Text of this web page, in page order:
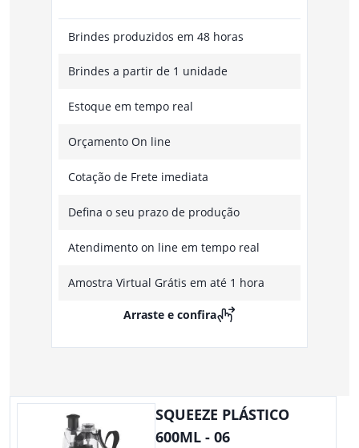
Brindes produzidos em 48 horas
Brindes a partir de 1 unidade
Estoque em tempo real
Orçamento On line
Cotação de Frete imediata
Defina o seu prazo de produção
Atendimento on line em tempo real
Amostra Virtual Grátis em até 1 hora
Arraste e confira
SQUEEZE PLÁSTICO
600ML - 06